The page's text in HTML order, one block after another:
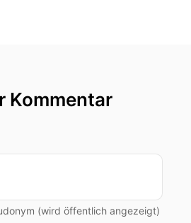
Kommentar
(wird öffentlich angezeigt)